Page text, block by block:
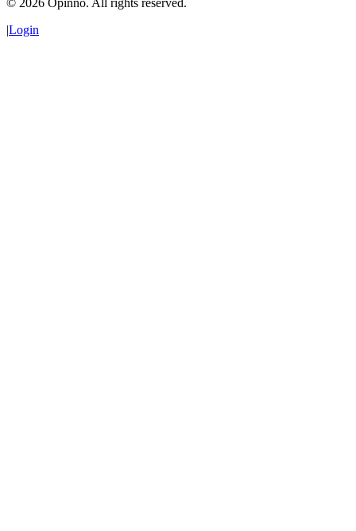
© 2026 Opinno. All rights reserved.
|Login